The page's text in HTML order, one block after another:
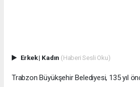
Erkek| Kadın (Haberi Sesli Oku)
Trabzon Büyükşehir Belediyesi, 135 yıl